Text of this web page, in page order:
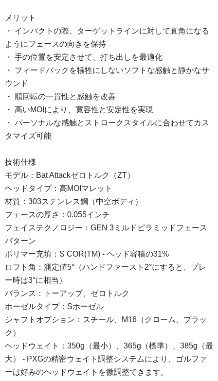
メリット
・ インパクトの際、ターゲットラインに対して直角になる
ようにフェースの向きを保持
・ 手の位置を安定させて、打ち出しを最適化
・ フィードバックを犠牲にしないソフトな感触と静かなサ
ウンド
・ 順回転の一貫性と感触を改善
・ 高いMOIにより、寛容性と安定性を実現
・ パーソナルな感触とストロークスタイルに合わせてカス
タマイズ可能
技術仕様
モデル：Bat Attackゼロトルク（ZT）
ヘッドタイプ：高MOIマレット
材質：303ステンレス鋼（中空ボディ）
フェースの厚さ：0.055インチ
フェイステクノロジー：GEN 3ミルドピラミッドフェース
パターン
ポリマー充填：S COR(TM) - ヘッド容積の31%
ロフト角：測定値5°（ハンドファースト2°にすると、プレ
ー時は3°に相当）
バランス：トーアップ、ゼロトルク
ホーゼルタイプ：Sホーゼル
シャフトオプション：スチール、M16（クローム、ブラッ
ク）
ヘッドウェイト：350g（最小）、365g（標準）、385g（最
大） - PXGの精密ウェイト調整システムにより、ゴルファ
ーは好みのヘッドウェイトを微調整できます。